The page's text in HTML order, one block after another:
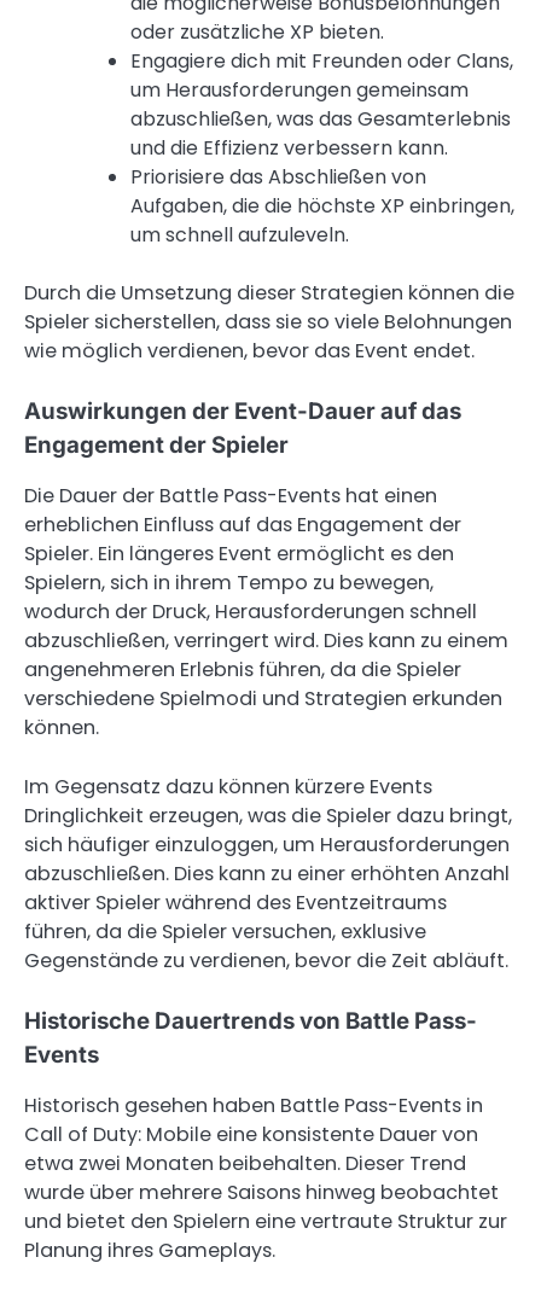
oder zusätzliche XP bieten.
Engagiere dich mit Freunden oder Clans,
um Herausforderungen gemeinsam
abzuschließen, was das Gesamterlebnis
und die Effizienz verbessern kann.
Priorisiere das Abschließen von
Aufgaben, die die höchste XP einbringen,
um schnell aufzuleveln.
Durch die Umsetzung dieser Strategien können die
Spieler sicherstellen, dass sie so viele Belohnungen
wie möglich verdienen, bevor das Event endet.
Auswirkungen der Event-Dauer auf das
Engagement der Spieler
Die Dauer der Battle Pass-Events hat einen
erheblichen Einfluss auf das Engagement der
Spieler. Ein längeres Event ermöglicht es den
Spielern, sich in ihrem Tempo zu bewegen,
wodurch der Druck, Herausforderungen schnell
abzuschließen, verringert wird. Dies kann zu einem
angenehmeren Erlebnis führen, da die Spieler
verschiedene Spielmodi und Strategien erkunden
können.
Im Gegensatz dazu können kürzere Events
Dringlichkeit erzeugen, was die Spieler dazu bringt,
sich häufiger einzuloggen, um Herausforderungen
abzuschließen. Dies kann zu einer erhöhten Anzahl
aktiver Spieler während des Eventzeitraums
führen, da die Spieler versuchen, exklusive
Gegenstände zu verdienen, bevor die Zeit abläuft.
Historische Dauertrends von Battle Pass-
Events
Historisch gesehen haben Battle Pass-Events in
Call of Duty: Mobile eine konsistente Dauer von
etwa zwei Monaten beibehalten. Dieser Trend
wurde über mehrere Saisons hinweg beobachtet
und bietet den Spielern eine vertraute Struktur zur
Planung ihres Gameplays.